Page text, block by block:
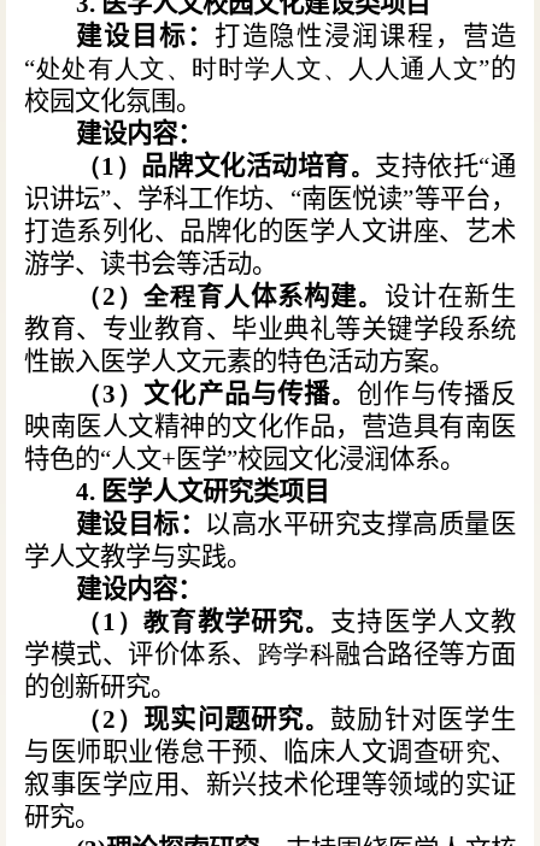
建设目标： 打造隐性浸润课程，营造
“处处有人文、时时学人文、人人通人文”的
校园文化氛围。
建设内容：
（1 ） 品牌文化活动培育。 支持依托“通
识讲坛”、学科工作坊、“南医悦读”等平台，
打造系列化、品牌化的医学人文讲座、艺术
游学、读书会等活动。
（2 ）全程育人体系构建。 设计在新生
教育、专业教育、毕业典礼等关键学段系统
性嵌入医学人文元素的特色活动方案。
（3 ） 文化产品与传播。创作与传播反
映南医人文精神的文化作品，营造具有南医
特色的“人文+医学”校园文化浸润体系。
4. 医学人文研究类项目
建设目标： 以高水平研究支撑高质量医
学人文教学与实践。
建设内容：
（1 ）教育教学研究。 支持医学人文教
学模式、评价体系、 跨学科融合路径等方面
的创新研究。
（2 ） 现实问题研究。 鼓励针对医学生
与医师职业倦怠干预、临床人文调查研究、
叙事医学应用、新兴技术伦理等领域的实证
研究。